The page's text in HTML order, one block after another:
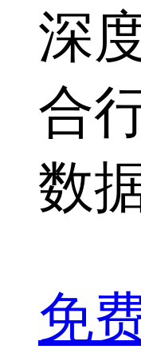
深
合
数
免